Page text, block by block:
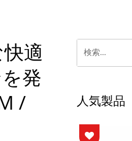
適
発
/
人気製品